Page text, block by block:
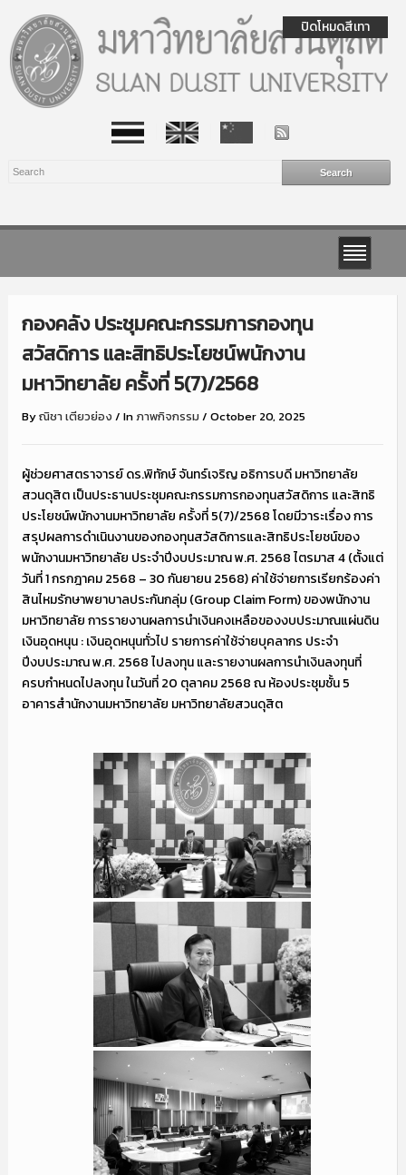
กองคลัง ประชุมคณะกรรมการกองทุน
สวัสดิการ และสิทธิประโยชน์พนักงาน
มหาวิทยาลัย ครั้งที่ 5(7)/2568
Byณิชา เตียวย่อง / Inภาพกิจกรรม / October 20, 2025
ผู้ช่วยศาสตราจารย์ ดร.พิทักษ์ จันทร์เจริญ อธิการบดี มหาวิทยาลัย
สวนดุสิต เป็นประธานประชุมคณะกรรมการกองทุนสวัสดิการ และสิทธิ
ประโยชน์พนักงานมหาวิทยาลัย ครั้งที่ 5(7)/2568 โดยมีวาระเรื่อง การ
สรุปผลการดำเนินงานของกองทุนสวัสดิการและสิทธิประโยชน์ของ
พนักงานมหาวิทยาลัย ประจำปีงบประมาณ พ.ศ. 2568 ไตรมาส 4 (ตั้งแต่
วันที่ 1 กรกฎาคม 2568 – 30 กันยายน 2568) ค่าใช้จ่ายการเรียกร้องค่า
สินไหมรักษาพยาบาลประกันกลุ่ม (Group Claim Form) ของพนักงาน
มหาวิทยาลัย การรายงานผลการนำเงินคงเหลือของงบประมาณแผ่นดิน
เงินอุดหนุน : เงินอุดหนุนทั่วไป รายการค่าใช้จ่ายบุคลากร ประจำ
ปีงบประมาณ พ.ศ. 2568 ไปลงทุน และรายงานผลการนำเงินลงทุนที่
ครบกำหนดไปลงทุน ในวันที่ 20 ตุลาคม 2568 ณ ห้องประชุมชั้น 5
อาคารสำนักงานมหาวิทยาลัย มหาวิทยาลัยสวนดุสิต
ปิดโหมดสีเทา